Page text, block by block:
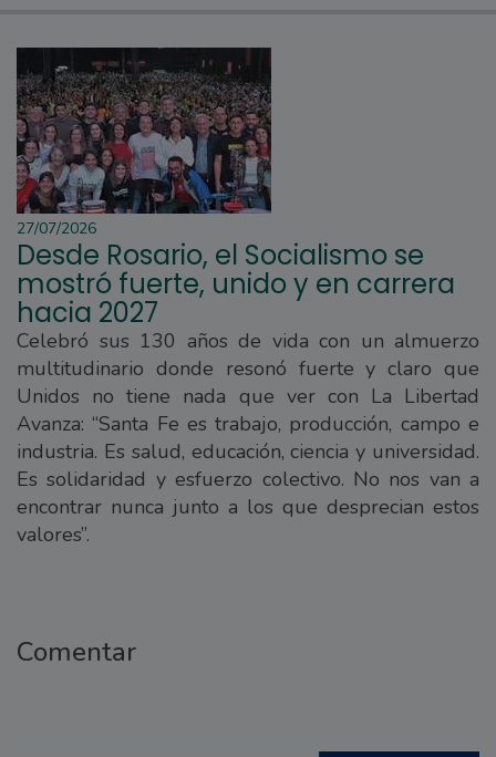
27/07/2026
Desde Rosario, el Socialismo se
mostró fuerte, unido y en carrera
hacia 2027
Celebró sus 130 años de vida con un almuerzo
multitudinario donde resonó fuerte y claro que
Unidos no tiene nada que ver con La Libertad
Avanza: “Santa Fe es trabajo, producción, campo e
industria. Es salud, educación, ciencia y universidad.
Es solidaridad y esfuerzo colectivo. No nos van a
encontrar nunca junto a los que desprecian estos
valores”.
Comentar